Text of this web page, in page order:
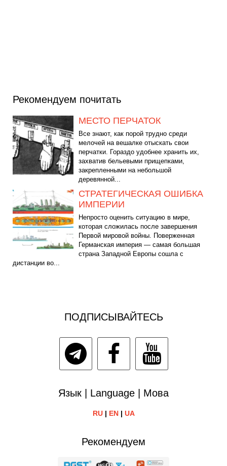
Рекомендуем почитать
МЕСТО ПЕРЧАТОК
Все знают, как порой трудно среди
мелочей на вешалке отыскать свои
перчатки. Гораздо удобнее хранить их,
захватив бельевыми прищепками,
закрепленными на небольшой
деревянной...
СТРАТЕГИЧЕСКАЯ ОШИБКА
ИМПЕРИИ
Непросто оценить ситуацию в мире,
которая сложилась после завершения
Первой мировой войны. Поверженная
Германская империя — самая большая
страна Западной Европы сошла с
дистанции во...
ПОДПИСЫВАЙТЕСЬ
Язык | Language | Мова
RU| EN| UA
Рекомендуем